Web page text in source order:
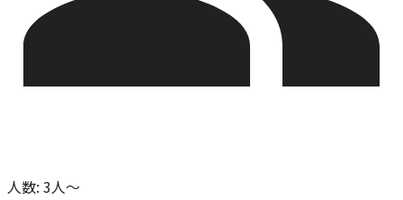
人数: 3人～